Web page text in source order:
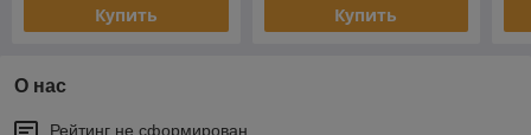
Купить Купить
О нас
Рейтинг не сформирован